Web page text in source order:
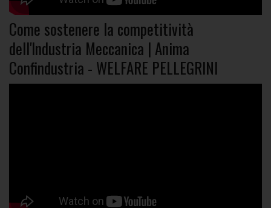
Come sostenere la competitività
dell'Industria Meccanica | Anima
Confindustria - WELFARE PELLEGRINI